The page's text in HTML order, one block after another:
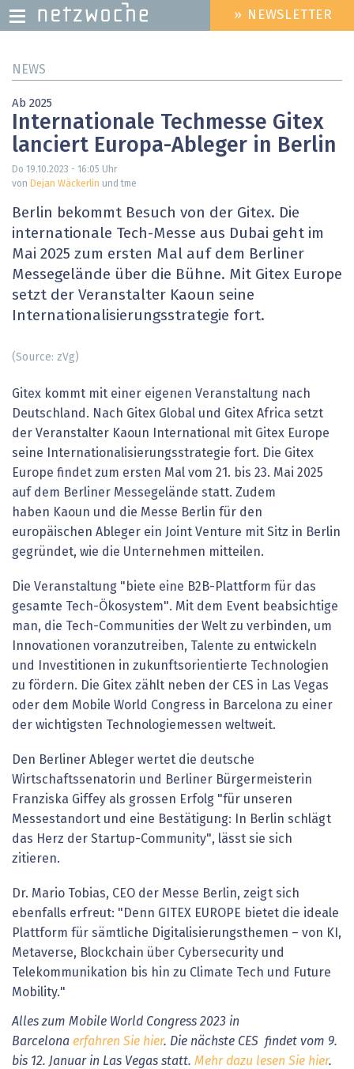
zum
HEADER
MENU
» NEWSLETTER
NEWS
Ab 2025
Internationale Techmesse Gitex
lanciert Europa-Ableger in Berlin
Do 19.10.2023 - 16:05 Uhr
von Dejan Wäckerlin und tme
Berlin bekommt Besuch von der Gitex. Die
internationale Tech-Messe aus Dubai geht im
Mai 2025 zum ersten Mal auf dem Berliner
Messegelände über die Bühne. Mit Gitex Europe
setzt der Veranstalter Kaoun seine
Internationalisierungsstrategie fort.
(Source: zVg)
Gitex kommt mit einer eigenen Veranstaltung nach
Deutschland. Nach Gitex Global und Gitex Africa setzt
der Veranstalter Kaoun International mit Gitex Europe
seine Internationalisierungsstrategie fort. Die Gitex
Europe findet zum ersten Mal vom 21. bis 23. Mai 2025
auf dem Berliner Messegelände statt. Zudem
haben Kaoun und die Messe Berlin für den
europäischen Ableger ein Joint Venture mit Sitz in Berlin
gegründet, wie die Unternehmen mitteilen.
Die Veranstaltung "biete eine B2B-Plattform für das
gesamte Tech-Ökosystem". Mit dem Event beabsichtige
man, die Tech-Communities der Welt zu verbinden, um
Innovationen voranzutreiben, Talente zu entwickeln
und Investitionen in zukunftsorientierte Technologien
zu fördern. Die Gitex zählt neben der CES in Las Vegas
oder dem Mobile World Congress in Barcelona zu einer
der wichtigsten Technologiemessen weltweit.
Den Berliner Ableger wertet die deutsche
Wirtschaftssenatorin und Berliner Bürgermeisterin
Franziska Giffey als grossen Erfolg "für unseren
Messestandort und eine Bestätigung: In Berlin schlägt
das Herz der Startup-Community", lässt sie sich
zitieren.
Dr. Mario Tobias, CEO der Messe Berlin, zeigt sich
ebenfalls erfreut: "Denn GITEX EUROPE bietet die ideale
Plattform für sämtliche Digitalisierungsthemen – von KI,
Metaverse, Blockchain über Cybersecurity und
Telekommunikation bis hin zu Climate Tech und Future
Mobility."
Alles zum Mobile World Congress 2023 in
Barcelona erfahren Sie hier. Die nächste CES findet vom 9.
bis 12. Januar in Las Vegas statt. Mehr dazu lesen Sie hier.